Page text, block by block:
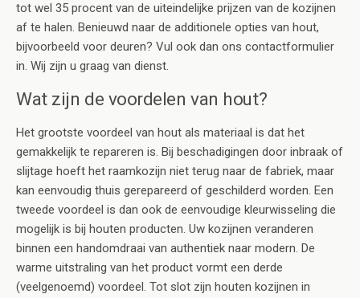
tot wel 35 procent van de uiteindelijke prijzen van de kozijnen
af te halen. Benieuwd naar de additionele opties van hout,
bijvoorbeeld voor deuren? Vul ook dan ons contactformulier
in. Wij zijn u graag van dienst.
Wat zijn de voordelen van hout?
Het grootste voordeel van hout als materiaal is dat het
gemakkelijk te repareren is. Bij beschadigingen door inbraak of
slijtage hoeft het raamkozijn niet terug naar de fabriek, maar
kan eenvoudig thuis gerepareerd of geschilderd worden. Een
tweede voordeel is dan ook de eenvoudige kleurwisseling die
mogelijk is bij houten producten. Uw kozijnen veranderen
binnen een handomdraai van authentiek naar modern. De
warme uitstraling van het product vormt een derde
(veelgenoemd) voordeel. Tot slot zijn houten kozijnen in